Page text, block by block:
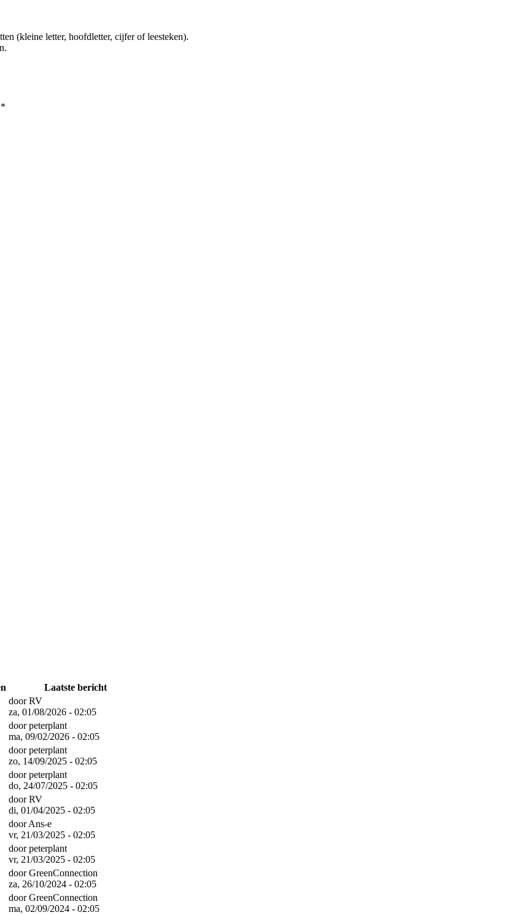
(kleine letter, hoofdletter, cijfer of leesteken).
*
Laatste bericht
doorRV
za, 01/08/2026 - 02:05
doorpeterplant
ma, 09/02/2026 - 02:05
doorpeterplant
zo, 14/09/2025 - 02:05
doorpeterplant
do, 24/07/2025 - 02:05
doorRV
di, 01/04/2025 - 02:05
doorAns-e
vr, 21/03/2025 - 02:05
doorpeterplant
vr, 21/03/2025 - 02:05
doorGreenConnection
za, 26/10/2024 - 02:05
doorGreenConnection
ma, 02/09/2024 - 02:05